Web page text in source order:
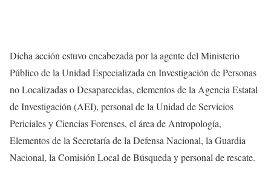
Dicha acción estuvo encabezada por la agente del Ministerio
Público de la Unidad Especializada en Investigación de Personas
no Localizadas o Desaparecidas, elementos de la Agencia Estatal
de Investigación (AEI), personal de la Unidad de Servicios
Periciales y Ciencias Forenses, el área de Antropología,
Elementos de la Secretaría de la Defensa Nacional, la Guardia
Nacional, la Comisión Local de Búsqueda y personal de rescate.